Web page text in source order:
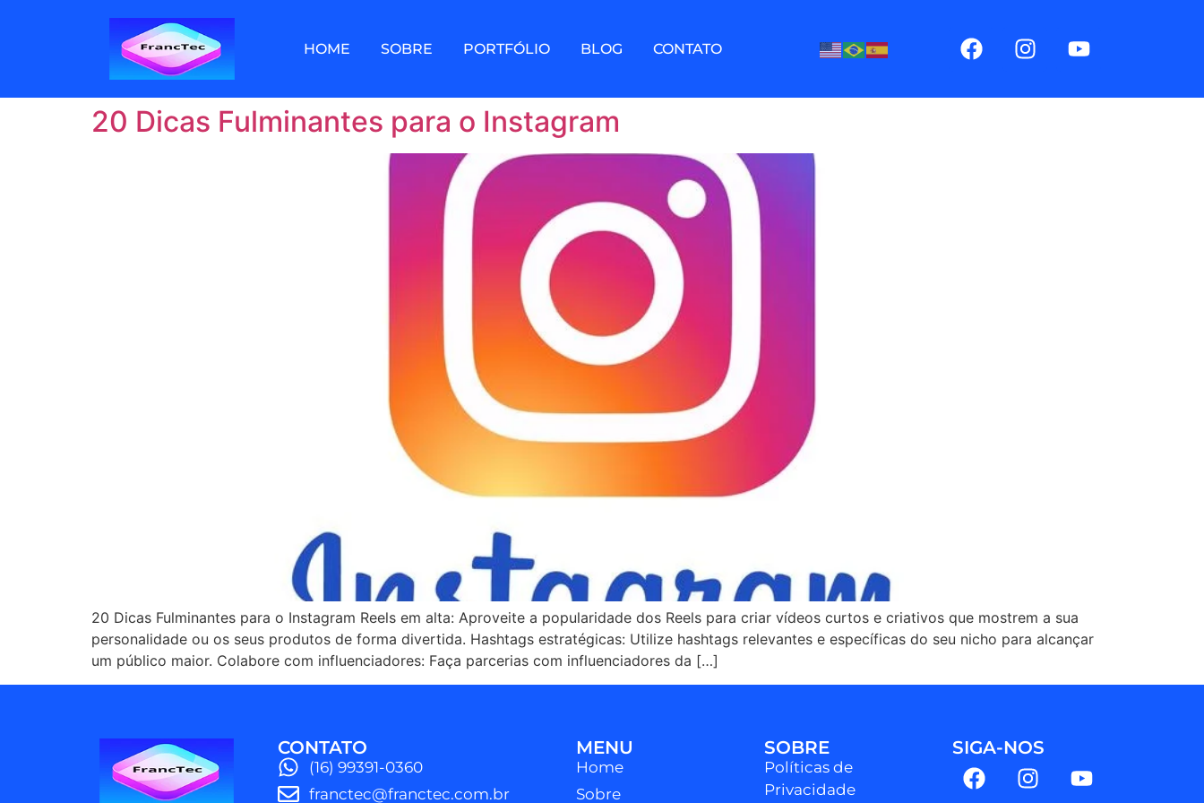
HOME SOBRE PORTFÓLIO BLOG CONTATO
20 Dicas Fulminantes para o Instagram
20 Dicas Fulminantes para o Instagram Reels em alta: Aproveite a popularidade dos Reels para criar vídeos curtos e criativos que mostrem a sua
personalidade ou os seus produtos de forma divertida. Hashtags estratégicas: Utilize hashtags relevantes e específicas do seu nicho para alcançar
um público maior. Colabore com influenciadores: Faça parcerias com influenciadores da […]
CONTATO
(16) 99391-0360
franctec@franctec.com.br
MENU
Home
Sobre
SOBRE
Políticas de
Privacidade
SIGA-NOS